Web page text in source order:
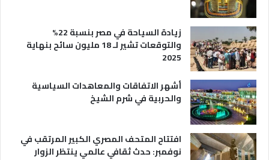
زيادة السياحة في مصر بنسبة 22%
والتوقعات تشير لـ 18 مليون سائح بنهاية
2025
أشهر الاتفاقات والمعاهدات السياسية
والحربية في شرم الشيخ
افتتاح المتحف المصري الكبير المرتقب في
نوفمبر: حدث ثقافي عالمي ينتظر الزوار